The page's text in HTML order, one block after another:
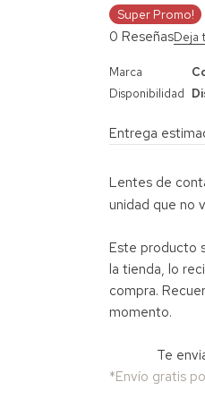
Super Promo!
0 ReseñasDeja
Marca
Disponibilidad
Entrega
Lentes de
unidad que no
Este producto
la tienda, lo
compra.
momento.
Te
*Envío gratis